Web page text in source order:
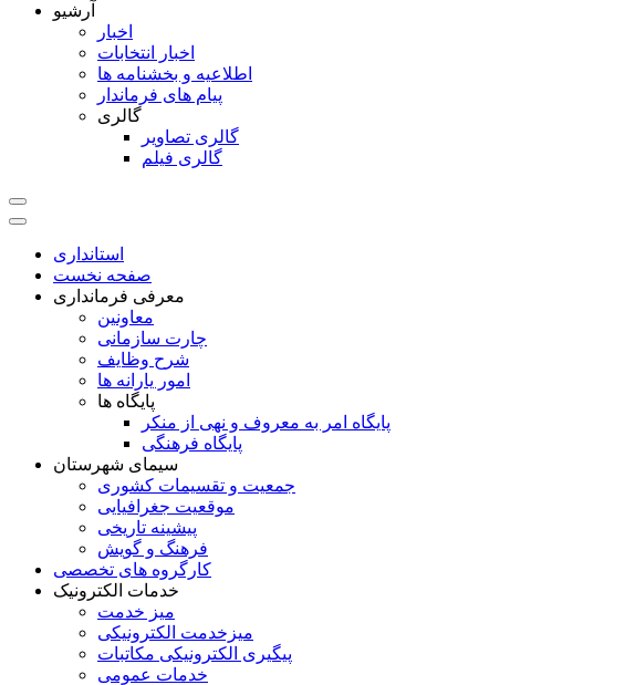
آرشیو
اخبار
اخبار انتخابات
اطلاعیه و بخشنامه ها
پیام های فرماندار
گالری
گالری تصاویر
گالری فیلم
استانداری
صفحه نخست
معرفی فرمانداری
معاونین
چارت سازمانی
شرح وظایف
امور یارانه ها
پایگاه ها
پایگاه امر به معروف و نهی از منکر
پایگاه فرهنگی
سیمای شهرستان
جمعیت و تقسیمات کشوری
موقعیت جغرافیایی
پیشینه تاریخی
فرهنگ و گویش
کارگروه های تخصصی
خدمات الکترونیک
میز خدمت
میزخدمت الکترونیکی
پیگیری الکترونیکی مکاتبات
خدمات عمومی